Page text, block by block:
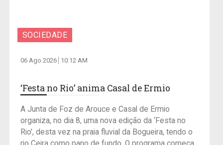
SOCIEDADE
06 Ago 2026 10:12 AM
‘Festa no Rio’ anima Casal de Ermio
A Junta de Foz de Arouce e Casal de Ermio
organiza, no dia 8, uma nova edição da ‘Festa no
Rio’, desta vez na praia fluvial da Bogueira, tendo o